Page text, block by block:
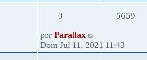
0 5659
por Parallax
Dom Jul 11, 2021 11:43